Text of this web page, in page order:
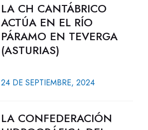
LA CH CANTÁBRICO
ACTÚA EN EL RÍO
PÁRAMO EN TEVERGA
(ASTURIAS)
24 DE SEPTIEMBRE, 2024
LA CONFEDERACIÓN